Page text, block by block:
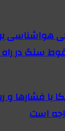
سنگ در
با فشارها
است